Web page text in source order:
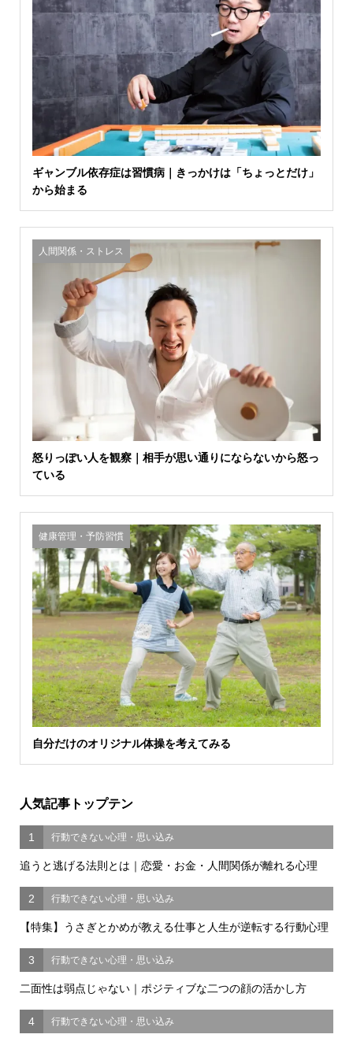
ギャンブル依存症は習慣病｜きっかけは「ちょっとだけ」
から始まる
人間関係・ストレス
怒りっぽい人を観察｜相手が思い通りにならないから怒っ
ている
健康管理・予防習慣
自分だけのオリジナル体操を考えてみる
人気記事トップテン
1 行動できない心理・思い込み
追うと逃げる法則とは｜恋愛・お金・人間関係が離れる心理
2 行動できない心理・思い込み
【特集】うさぎとかめが教える仕事と人生が逆転する行動心理
3 行動できない心理・思い込み
二面性は弱点じゃない｜ポジティブな二つの顔の活かし方
4 行動できない心理・思い込み